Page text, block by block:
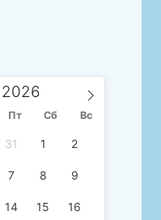
Пт Сб Вс
31 1 2
7 8 9
14 15 16